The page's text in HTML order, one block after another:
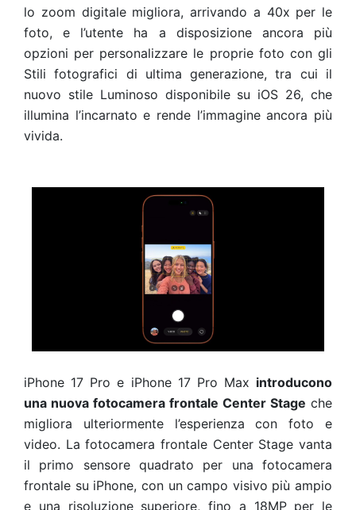
lo zoom digitale migliora, arrivando a 40x per le
foto, e l’utente ha a disposizione ancora più
opzioni per personalizzare le proprie foto con gli
Stili fotografici di ultima generazione, tra cui il
nuovo stile Luminoso disponibile su iOS 26, che
illumina l’incarnato e rende l’immagine ancora più
vivida.
iPhone 17 Pro e iPhone 17 Pro Max introducono
una nuova fotocamera frontale Center Stage che
migliora ulteriormente l’esperienza con foto e
video. La fotocamera frontale Center Stage vanta
il primo sensore quadrato per una fotocamera
frontale su iPhone, con un campo visivo più ampio
e una risoluzione superiore, fino a 18MP per le